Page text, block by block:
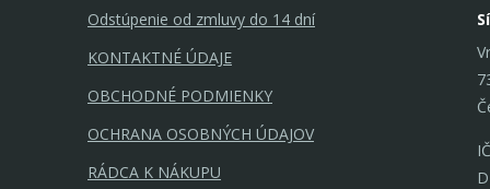
Odstúpenie od zmluvy do 14 dní
KONTAKTNÉ ÚDAJE
OBCHODNÉ PODMIENKY
OCHRANA OSOBNÝCH ÚDAJOV
RÁDCA K NÁKUPU